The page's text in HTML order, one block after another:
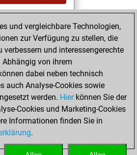
You played 2
games
Play
You scored +2
-0 in bullet
Juni 1,
You played 1
games
Play
You scored +1
-0 in slow games
und vergleichbare Technologien,
zur Verfügung zu stellen, die
verbessern und interessengerechte
von ihrem
dabei neben technisch
auch Analyse-Cookies sowie
werden. Hierkönnen Sie der
Cookies und Marketing-Cookies
Informationen finden Sie in
.